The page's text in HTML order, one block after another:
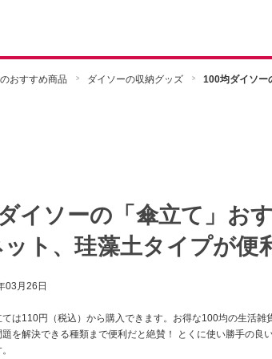
おすすめ商品 ダイソーの収納グッズ 100均ダイソー
イソーの「傘立て」お
ト、珪藻土タイプが便
03月26日
ては110円（税込）から購入できます。お得な100均の生活
を解決できる種類まで便利だと絶賛！ とくに使い勝手の良